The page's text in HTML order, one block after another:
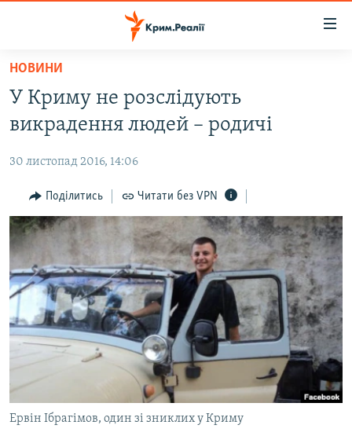
Перейти
основного
матеріалу
Перейти
до
навігації
Перейти
до
пошуку
ВОДА.КРИМ
ВІДЕО ТА ФОТО
ПОЛІТИКА
БЛОГИ
ПОГЛЯД
ІНТЕРВ'Ю
ВСЕ ЗА ДЕНЬ
СПЕЦПРОЕКТИ
ДЕПОРТАЦІЯ
ВІДЕОУРОКИ «ELIFBE»
УКРАЇНСЬКА ПРОБЛЕМА КРИМУ
ЯК ОБІЙТИ БЛОКУВАННЯ
Русский
Qırımtatar
НОВИНИ
У Криму не розслідують
викрадення людей – родичі
30 листопад 2016, 14:06
Поділитись Читати без VPN
Ервін Ібрагімов, один зі зниклих у Криму